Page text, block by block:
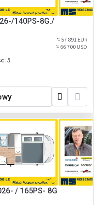
140PS-8G./
≈ 57 891 EUR
≈ 66 700 USD
5
/ 165PS- 8G